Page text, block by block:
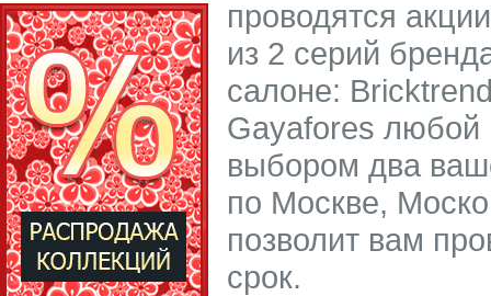
проводятся
из 2 серий
салоне:
Gayafores любой
выбором два
по Москве,
позволит вам
срок.